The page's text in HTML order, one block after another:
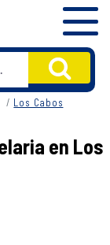
Los Cabos
en Los